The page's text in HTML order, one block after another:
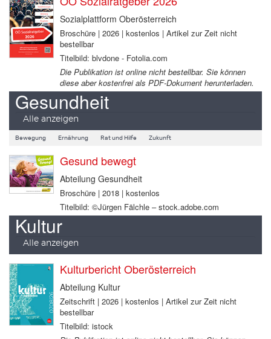
Sozialplattform Oberösterreich
Broschüre | 2026 | kostenlos | Artikel zur Zeit nicht
bestellbar
Titelbild: blvdone - Fotolia.com
Die Publikation ist online nicht bestellbar. Sie können
diese aber kostenfrei als PDF-Dokument herunterladen.
Gesundheit
Alle anzeigen
Bewegung Ernährung Rat und Hilfe Zukunft
Gesund bewegt
Abteilung Gesundheit
Broschüre | 2018 | kostenlos
Titelbild: ©Jürgen Fälchle – stock.adobe.com
Kultur
Alle anzeigen
Kulturbericht Oberösterreich
Abteilung Kultur
Zeitschrift | 2026 | kostenlos | Artikel zur Zeit nicht
bestellbar
Titelbild: istock